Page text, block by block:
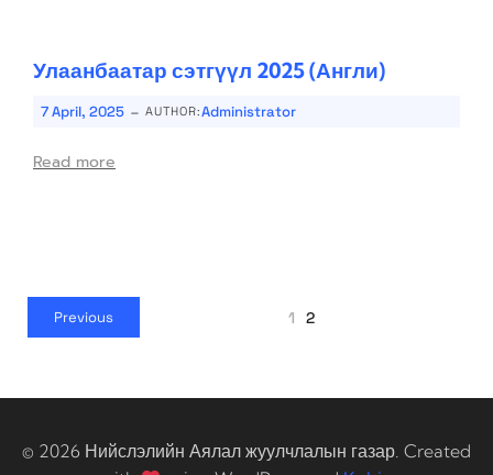
Улаанбаатар сэтгүүл 2025 (Англи)
7 April, 2025 - AUTHOR:Administrator
Read more
Previous 1 2
© 2026 Нийслэлийн Аялал жуулчлалын газар. Created